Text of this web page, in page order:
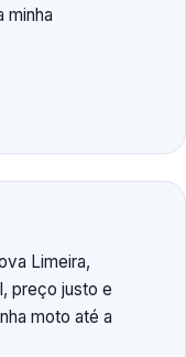
minha
Limeira,
preço justo e
moto até a